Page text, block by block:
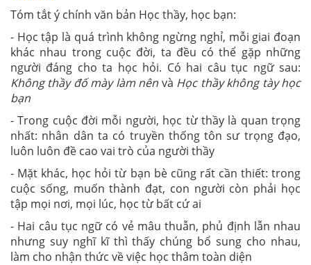
Tóm tắt ý chính văn bản Học thầy, học bạn:
- Học tập là quá trình không ngừng nghỉ, mỗi giai đoạn
khác nhau trong cuộc đời, ta đều có thể gặp những
người đáng cho ta học hỏi. Có hai câu tục ngữ sau:
Không thầy đố mày làm nên và Học thầy không tày học
bạn
- Trong cuộc đời mỗi người, học từ thầy là quan trọng
nhất: nhân dân ta có truyền thống tôn sư trọng đạo,
luôn luôn đề cao vai trò của người thầy
- Mặt khác, học hỏi từ bạn bè cũng rất cần thiết: trong
cuộc sống, muốn thành đạt, con người còn phải học
tập mọi nơi, mọi lúc, học từ bất cứ ai
- Hai câu tục ngữ có vẻ mâu thuẫn, phủ định lẫn nhau
nhưng suy nghĩ kĩ thì thấy chúng bổ sung cho nhau,
làm cho nhận thức về việc học thâm toàn diện